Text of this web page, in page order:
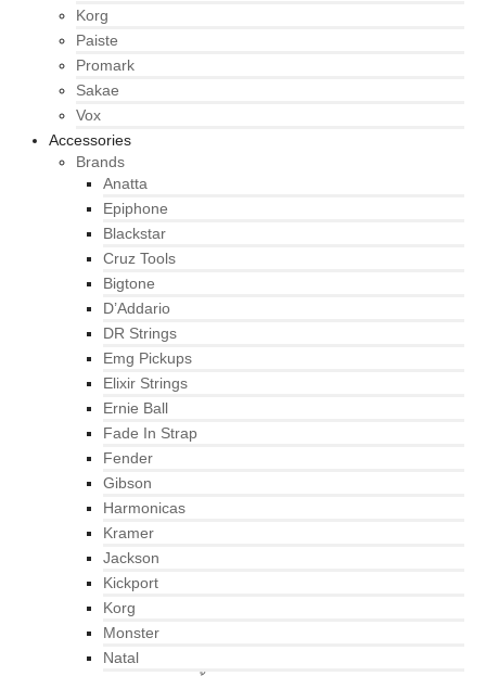
Korg
Paiste
Promark
Sakae
Vox
Accessories
Brands
Anatta
Epiphone
Blackstar
Cruz Tools
Bigtone
D’Addario
DR Strings
Emg Pickups
Elixir Strings
Ernie Ball
Fade In Strap
Fender
Gibson
Harmonicas
Kramer
Jackson
Kickport
Korg
Monster
Natal